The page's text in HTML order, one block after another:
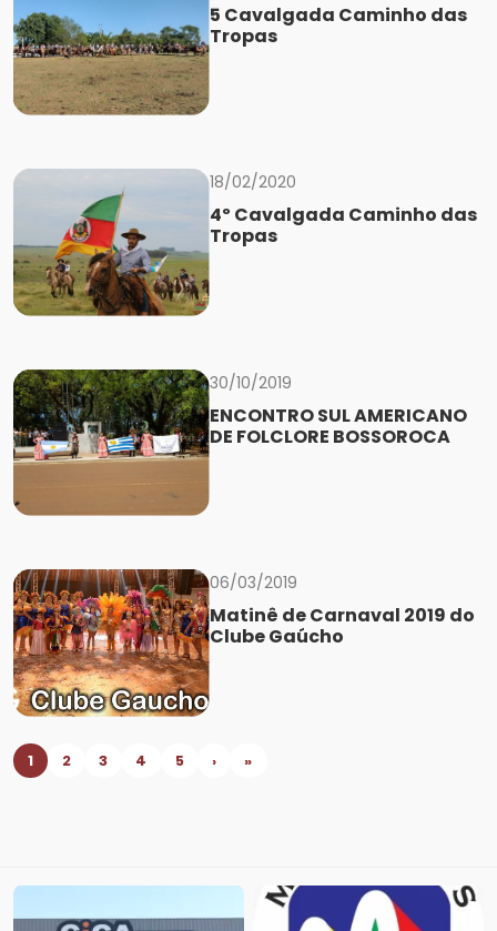
5 Cavalgada Caminho das
Tropas
18/02/2020
4º Cavalgada Caminho das
Tropas
30/10/2019
ENCONTRO SUL AMERICANO
DE FOLCLORE BOSSOROCA
06/03/2019
Matinê de Carnaval 2019 do
Clube Gaúcho
1 2 3 4 5 › »